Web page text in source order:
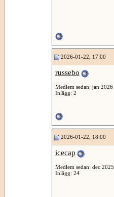
2026-01-22, 17:00
russebo
Medlem sedan: jan 2026
Inlägg: 2
2026-01-22, 18:00
icecap
Medlem sedan: dec 2025
Inlägg: 24